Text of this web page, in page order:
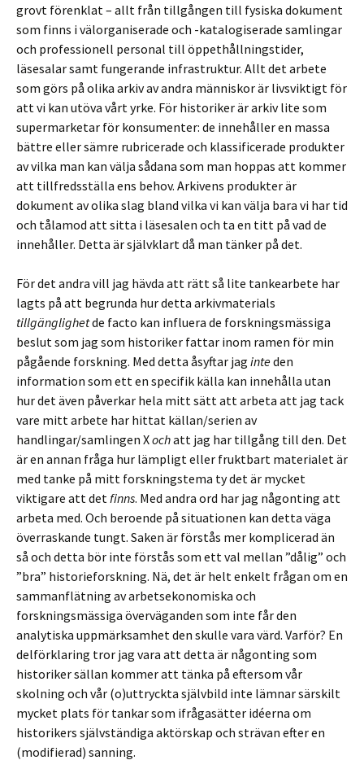
grovt förenklat – allt från tillgången till fysiska dokument
som finns i välorganiserade och -katalogiserade samlingar
och professionell personal till öppethållningstider,
läsesalar samt fungerande infrastruktur. Allt det arbete
som görs på olika arkiv av andra människor är livsviktigt för
att vi kan utöva vårt yrke. För historiker är arkiv lite som
supermarketar för konsumenter: de innehåller en massa
bättre eller sämre rubricerade och klassificerade produkter
av vilka man kan välja sådana som man hoppas att kommer
att tillfredsställa ens behov. Arkivens produkter är
dokument av olika slag bland vilka vi kan välja bara vi har tid
och tålamod att sitta i läsesalen och ta en titt på vad de
innehåller. Detta är självklart då man tänker på det.
För det andra vill jag hävda att rätt så lite tankearbete har
lagts på att begrunda hur detta arkivmaterials
tillgänglighetde facto kan influera de forskningsmässiga
beslut som jag som historiker fattar inom ramen för min
pågående forskning. Med detta åsyftar jag inteden
information som ett en specifik källa kan innehålla utan
hur det även påverkar hela mitt sätt att arbeta att jag tack
vare mitt arbete har hittat källan/serien av
handlingar/samlingen Xochatt jag har tillgång till den. Det
är en annan fråga hur lämpligt eller fruktbart materialet är
med tanke på mitt forskningstema ty det är mycket
viktigare att detfinns. Med andra ord har jag någonting att
arbeta med. Och beroende på situationen kan detta väga
överraskande tungt. Saken är förstås mer komplicerad än
så och detta bör inte förstås som ett val mellan ”dålig” och
”bra” historieforskning. Nä, det är helt enkelt frågan om en
sammanflätning av arbetsekonomiska och
forskningsmässiga överväganden som inte får den
analytiska uppmärksamhet den skulle vara värd. Varför? En
delförklaring tror jag vara att detta är någonting som
historiker sällan kommer att tänka på eftersom vår
skolning och vår (o)uttryckta självbild inte lämnar särskilt
mycket plats för tankar som ifrågasätter idéerna om
historikers självständiga aktörskap och strävan efter en
(modifierad) sanning.